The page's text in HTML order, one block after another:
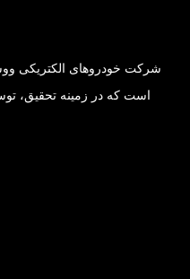
شرکت خودروهای الکتریکی
است که در زمینه تحقیق،